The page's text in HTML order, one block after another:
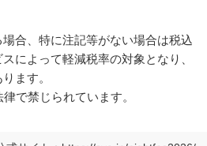
合、特に注記等がない場合は税込
によって軽減税率の対象となり、
ます。
で禁じられています。